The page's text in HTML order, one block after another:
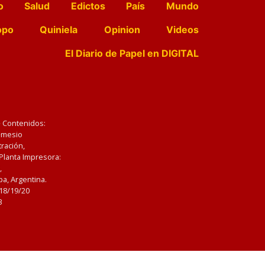
Salud Edictos País
Mundo
Quiniela Opinion
Videos
El Diario de Papel en DIGITAL
Impresora:
Argentina.
19/20